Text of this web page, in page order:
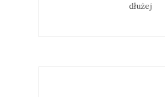
dłużej